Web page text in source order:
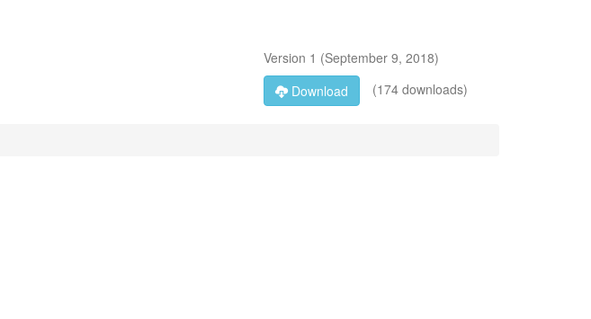
Version 1 (September 9, 2018)
Download
(174 downloads)